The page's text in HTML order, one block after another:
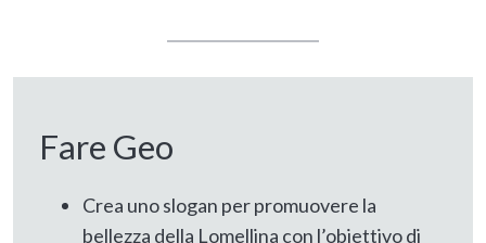
Fare Geo
Crea uno slogan per promuovere la
bellezza della Lomellina con l’obiettivo di